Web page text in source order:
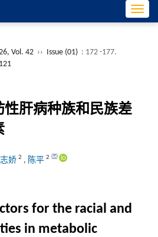
Vol. 42 ›› Issue (01) : 172 -177.
性肝病种族和民族差
娇 2 , 陈平 2
for the racial and
in metabolic